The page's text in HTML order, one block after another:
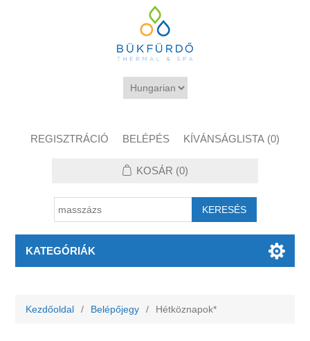
REGISZTRÁCIÓ BELÉPÉS KÍVÁNSÁGLISTA (0)
KOSÁR (0)
KATEGÓRIÁK
Kezdőoldal / Belépőjegy / Hétköznapok*